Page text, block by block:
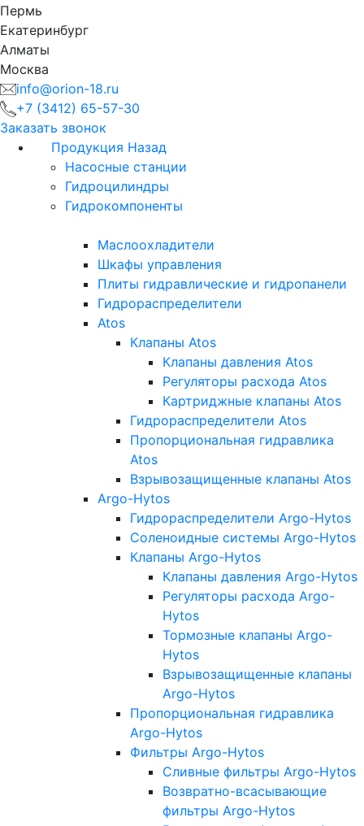
Пермь
Екатеринбург
Алматы
Москва
info@orion-18.ru
+7 (3412) 65-57-30
Заказать звонок
Продукция Назад
Насосные станции
Гидроцилиндры
Гидрокомпоненты
Маслоохладители
Шкафы управления
Плиты гидравлические и гидропанели
Гидрораспределители
Atos
Клапаны Atos
Клапаны давления Atos
Регуляторы расхода Atos
Картриджные клапаны Atos
Гидрораспределители Atos
Пропорциональная гидравлика
Atos
Взрывозащищенные клапаны Atos
Argo-Hytos
Гидрораспределители Argo-Hytos
Соленоидные системы Argo-Hytos
Клапаны Argo-Hytos
Клапаны давления Argo-Hytos
Регуляторы расхода Argo-
Hytos
Тормозные клапаны Argo-
Hytos
Взрывозащищенные клапаны
Argo-Hytos
Пропорциональная гидравлика
Argo-Hytos
Фильтры Argo-Hytos
Сливные фильтры Argo-Hytos
Возвратно-всасывающие
фильтры Argo-Hytos